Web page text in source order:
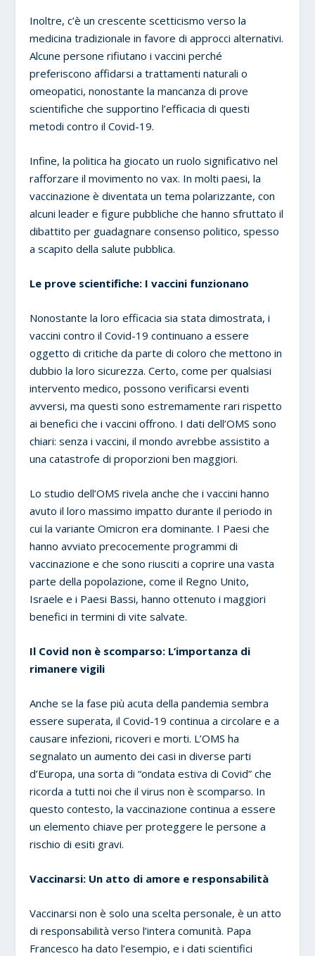
Inoltre, c’è un crescente scetticismo verso la
medicina tradizionale in favore di approcci alternativi.
Alcune persone rifiutano i vaccini perché
preferiscono affidarsi a trattamenti naturali o
omeopatici, nonostante la mancanza di prove
scientifiche che supportino l’efficacia di questi
metodi contro il Covid-19.
Infine, la politica ha giocato un ruolo significativo nel
rafforzare il movimento no vax. In molti paesi, la
vaccinazione è diventata un tema polarizzante, con
alcuni leader e figure pubbliche che hanno sfruttato il
dibattito per guadagnare consenso politico, spesso
a scapito della salute pubblica.
Le prove scientifiche: I vaccini funzionano
Nonostante la loro efficacia sia stata dimostrata, i
vaccini contro il Covid-19 continuano a essere
oggetto di critiche da parte di coloro che mettono in
dubbio la loro sicurezza. Certo, come per qualsiasi
intervento medico, possono verificarsi eventi
avversi, ma questi sono estremamente rari rispetto
ai benefici che i vaccini offrono. I dati dell’OMS sono
chiari: senza i vaccini, il mondo avrebbe assistito a
una catastrofe di proporzioni ben maggiori.
Lo studio dell’OMS rivela anche che i vaccini hanno
avuto il loro massimo impatto durante il periodo in
cui la variante Omicron era dominante. I Paesi che
hanno avviato precocemente programmi di
vaccinazione e che sono riusciti a coprire una vasta
parte della popolazione, come il Regno Unito,
Israele e i Paesi Bassi, hanno ottenuto i maggiori
benefici in termini di vite salvate.
Il Covid non è scomparso: L’importanza di
rimanere vigili
Anche se la fase più acuta della pandemia sembra
essere superata, il Covid-19 continua a circolare e a
causare infezioni, ricoveri e morti. L’OMS ha
segnalato un aumento dei casi in diverse parti
d’Europa, una sorta di “ondata estiva di Covid” che
ricorda a tutti noi che il virus non è scomparso. In
questo contesto, la vaccinazione continua a essere
un elemento chiave per proteggere le persone a
rischio di esiti gravi.
Vaccinarsi: Un atto di amore e responsabilità
Vaccinarsi non è solo una scelta personale, è un atto
di responsabilità verso l’intera comunità. Papa
Francesco ha dato l’esempio, e i dati scientifici